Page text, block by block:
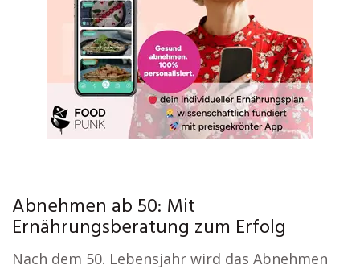
Abnehmen ab 50: Mit
Ernährungsberatung zum Erfolg
Nach dem 50. Lebensjahr wird das Abnehmen